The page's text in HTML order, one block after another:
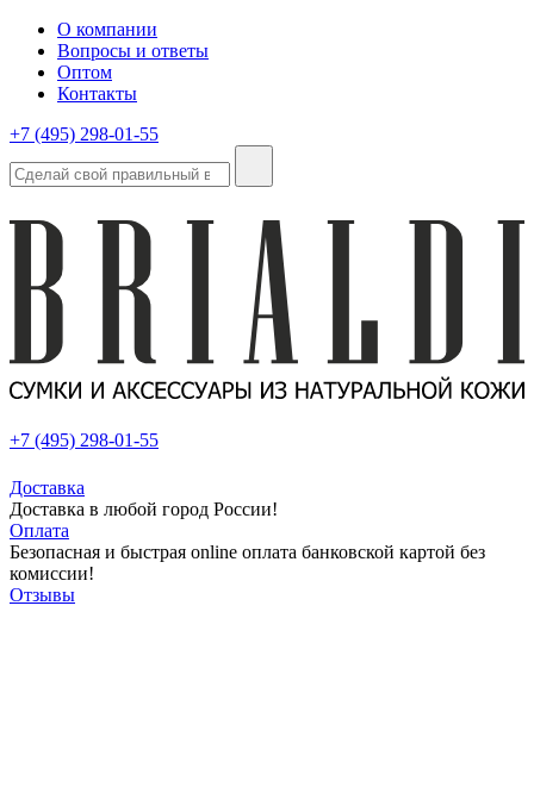
О компании
Вопросы и ответы
Оптом
Контакты
+7 (495) 298-01-55
+7 (495) 298-01-55
Доставка
Доставка в любой город России!
Оплата
Безопасная и быстрая online оплата банковской картой без
комиссии!
Отзывы